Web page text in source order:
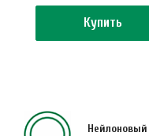
Купить
Нейлоновый